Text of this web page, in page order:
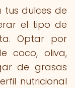
dulces de
el tipo de
Optar por
coco, oliva,
de grasas
nutricional